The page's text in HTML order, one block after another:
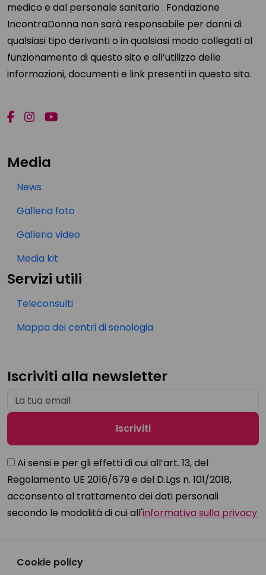
medico e dal personale sanitario . Fondazione
IncontraDonna non sarà responsabile per danni di
qualsiasi tipo derivanti o in qualsiasi modo collegati al
funzionamento di questo sito e all’utilizzo delle
informazioni, documenti e link presenti in questo sito.
Media
News
Galleria foto
Galleria video
Media kit
Servizi utili
Teleconsulti
Mappa dei centri di senologia
Iscriviti alla newsletter
Ai sensi e per gli effetti di cui all’art. 13, del
Regolamento UE 2016/679 e del D.Lgs n. 101/2018,
acconsento al trattamento dei dati personali
secondo le modalità di cui all'informativa sulla privacy
Cookie policy